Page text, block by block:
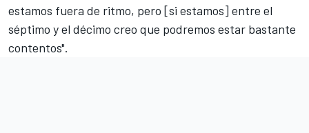
estamos fuera de ritmo, pero [si estamos] entre el
séptimo y el décimo creo que podremos estar bastante
contentos".